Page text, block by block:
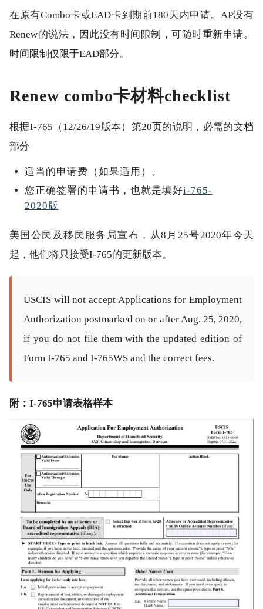
在原有Combo卡或EAD卡到期前180天内申请。AP没有
Renew的说法，因此没有时间限制，可随时重新申请。
时间限制仅限于EAD部分。
Renew combo卡材料checklist
根据I-765（12/26/19版本）第20页的说明，必需的文档
部分
适当的申请费（如果适用）。
您正确签署的申请书，也就是填好i-765-
2020版
美国公民及移民服务局宣布，从8月25号2020年今天
起，他们将只接受I-765的更新版本。
USCIS will not accept Applications for Employment
Authorization postmarked on or after Aug. 25, 2020,
if you do not file them with the updated edition of
Form I-765 and I-765WS and the correct fees.
附：I-765申请表格样本